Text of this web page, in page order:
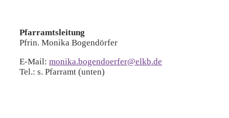
Pfarramtsleitung
Pfrin. Monika Bogendörfer
E-Mail: monika.bogendoerfer@elkb.de
Tel.: s. Pfarramt (unten)